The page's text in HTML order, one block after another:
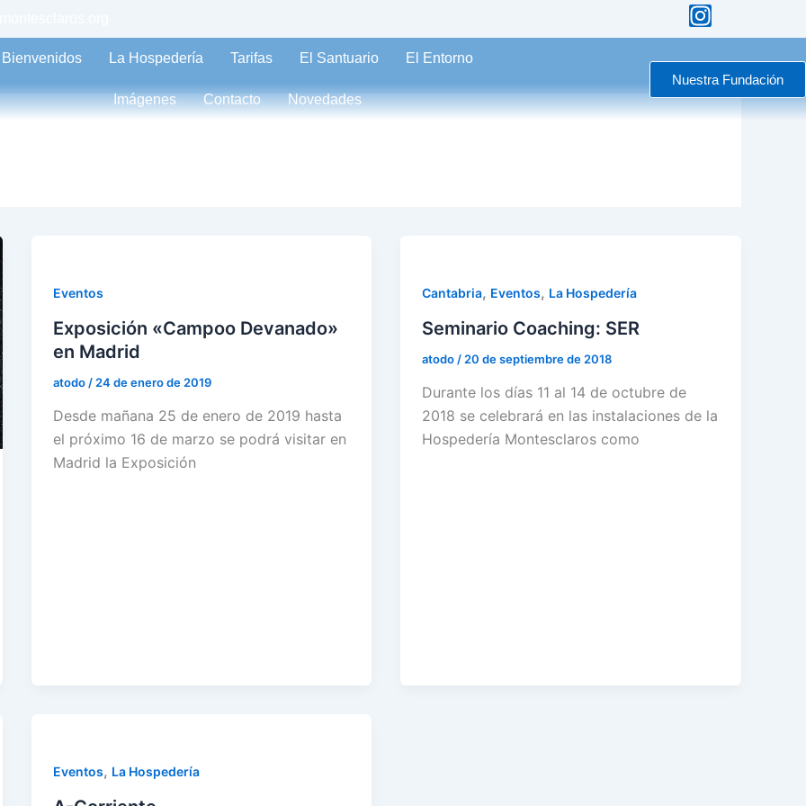
I
n
s
t
a
Bienvenidos La Hospedería Tarifas El Santuario El Entorno
Imágenes Contacto Novedades
Nuestra Fundación
Eventos
Exposición «Campoo Devanado»
en Madrid
atodo / 24 de enero de 2019
Desde mañana 25 de enero de 2019 hasta
el próximo 16 de marzo se podrá visitar en
Madrid la Exposición
Cantabria, Eventos, La Hospedería
Seminario Coaching: SER
atodo / 20 de septiembre de 2018
Durante los días 11 al 14 de octubre de
2018 se celebrará en las instalaciones de la
Hospedería Montesclaros como
Eventos, La Hospedería